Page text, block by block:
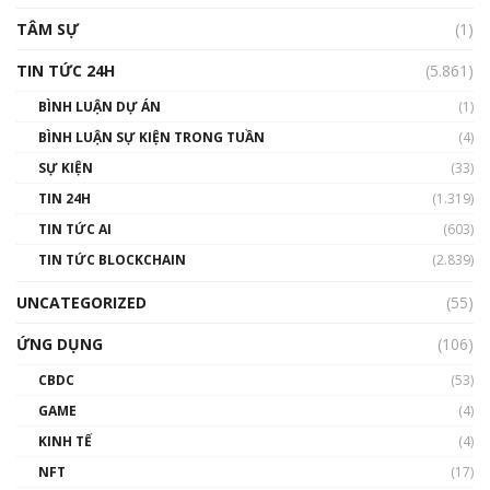
TÂM SỰ
(1)
TIN TỨC 24H
(5.861)
BÌNH LUẬN DỰ ÁN
(1)
BÌNH LUẬN SỰ KIỆN TRONG TUẦN
(4)
SỰ KIỆN
(33)
TIN 24H
(1.319)
TIN TỨC AI
(603)
TIN TỨC BLOCKCHAIN
(2.839)
UNCATEGORIZED
(55)
ỨNG DỤNG
(106)
CBDC
(53)
GAME
(4)
KINH TẾ
(4)
NFT
(17)